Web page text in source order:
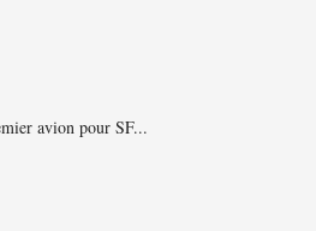
avion pour SF...